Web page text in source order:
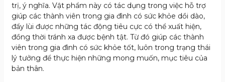
trị, ý nghĩa. Vật phẩm này có tác dụng trong việc hỗ trợ
giúp các thành viên trong gia đình có sức khỏe dồi dào,
đẩy lùi được những tác động tiêu cực có thể xuất hiện,
đồng thời tránh xa được bệnh tật. Từ đó giúp các thành
viên trong gia đình có sức khỏe tốt, luôn trong trạng thái
lý tưởng để thực hiện những mong muốn, mục tiêu của
bản thân.